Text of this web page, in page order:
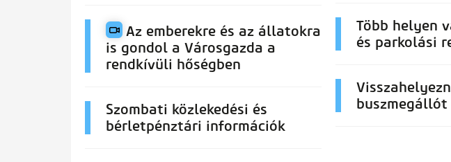
Az emberekre és az állatokra
is gondol a Városgazda a
rendkívüli hőségben
Szombati közlekedési és
bérletpénztári információk
Több helyen
és parkolási